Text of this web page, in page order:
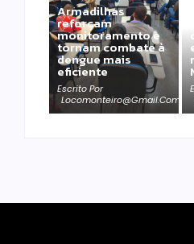
Armadilhas
reforçam
monitoramento e
tornam combate à
dengue mais
eficiente
Escrito Por
Locomonteiro@gmail.com